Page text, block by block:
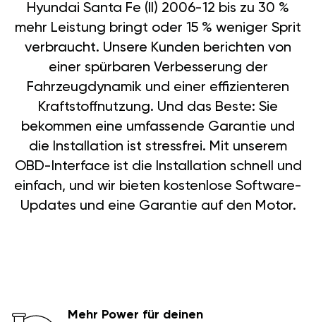
Hyundai Santa Fe (II) 2006-12 bis zu 30 %
mehr Leistung bringt oder 15 % weniger Sprit
verbraucht. Unsere Kunden berichten von
einer spürbaren Verbesserung der
Fahrzeugdynamik und einer effizienteren
Kraftstoffnutzung. Und das Beste: Sie
bekommen eine umfassende Garantie und
die Installation ist stressfrei. Mit unserem
OBD-Interface ist die Installation schnell und
einfach, und wir bieten kostenlose Software-
Updates und eine Garantie auf den Motor.
Mehr Power für deinen